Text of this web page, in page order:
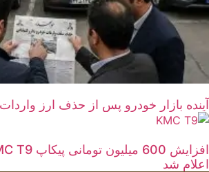
آینده بازار خودرو پس از حذف ارز واردات
اعلام شد